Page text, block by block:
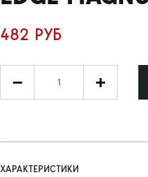
482 РУБ
ХАРАКТЕРИСТИКИ